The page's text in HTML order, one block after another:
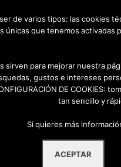
pionera
de la
La
trabajando
de varios tipos: las cookies
únicas que tenemos
sirven para mejorar nuestra
gustos e intereses
DE COOKIES:
tan sencillo y
Si quieres más
ACEPTAR